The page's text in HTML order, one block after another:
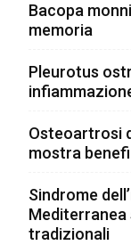
Bacopa
memoria
Pleurotus
Osteoartrosi
mostra
Sindrome
tradizionali